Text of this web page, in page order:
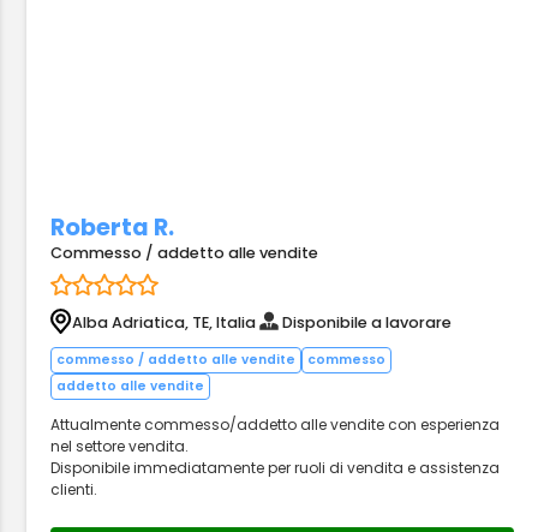
Roberta R.
Commesso / addetto alle vendite
Alba Adriatica, TE, Italia Disponibile a lavorare
commesso / addetto alle vendite
commesso
addetto alle vendite
Attualmente commesso/addetto alle vendite con esperienza
nel settore vendita.
Disponibile immediatamente per ruoli di vendita e assistenza
clienti.